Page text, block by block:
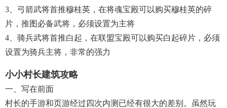
3、弓箭武将首推穆桂英，在将魂宝殿可以购买穆桂英的碎
片，推图必备武将，必须设置为主将
4、骑兵武将首推白起，在联盟宝殿可以购买白起碎片，必须
设置为骑兵主将，非常的强力
小小村长建筑攻略
一、写在前面
村长的手游和页游经过四次内测已经有很大的差别。虽然玩